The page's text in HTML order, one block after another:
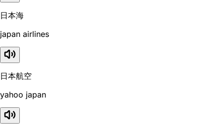
日本海
japan airlines
日本航空
yahoo japan